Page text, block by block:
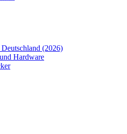
(2026)
Hardware